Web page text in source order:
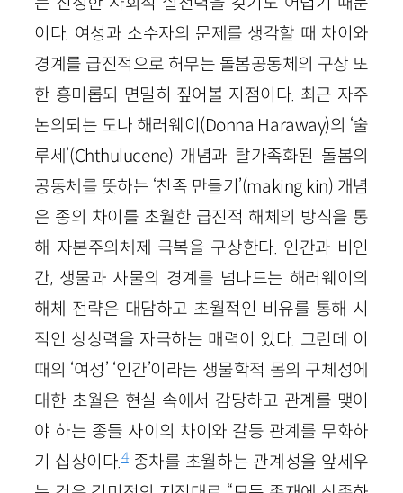
이다. 여성과 소수자의 문제를 생각할 때 차이와
경계를 급진적으로 허무는 돌봄공동체의 구상 또
한 흥미롭되 면밀히 짚어볼 지점이다. 최근 자주
논의되는 도나 해러웨이(Donna Haraway)의 ‘술
루세’(Chthulucene) 개념과 탈가족화된 돌봄의
공동체를 뜻하는 ‘친족 만들기’(making kin) 개념
은 종의 차이를 초월한 급진적 해체의 방식을 통
해 자본주의체제 극복을 구상한다. 인간과 비인
간, 생물과 사물의 경계를 넘나드는 해러웨이의
해체 전략은 대담하고 초월적인 비유를 통해 시
적인 상상력을 자극하는 매력이 있다. 그런데 이
때의 ‘여성’ ‘인간’이라는 생물학적 몸의 구체성에
대한 초월은 현실 속에서 감당하고 관계를 맺어
야 하는 종들 사이의 차이와 갈등 관계를 무화하
기 십상이다.4종차를 초월하는 관계성을 앞세우